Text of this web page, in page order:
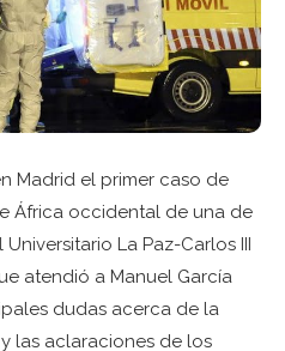
Madrid el primer caso de
África occidental de una de
La Paz-Carlos III
atendió a Manuel García
dudas acerca de la
las aclaraciones de los